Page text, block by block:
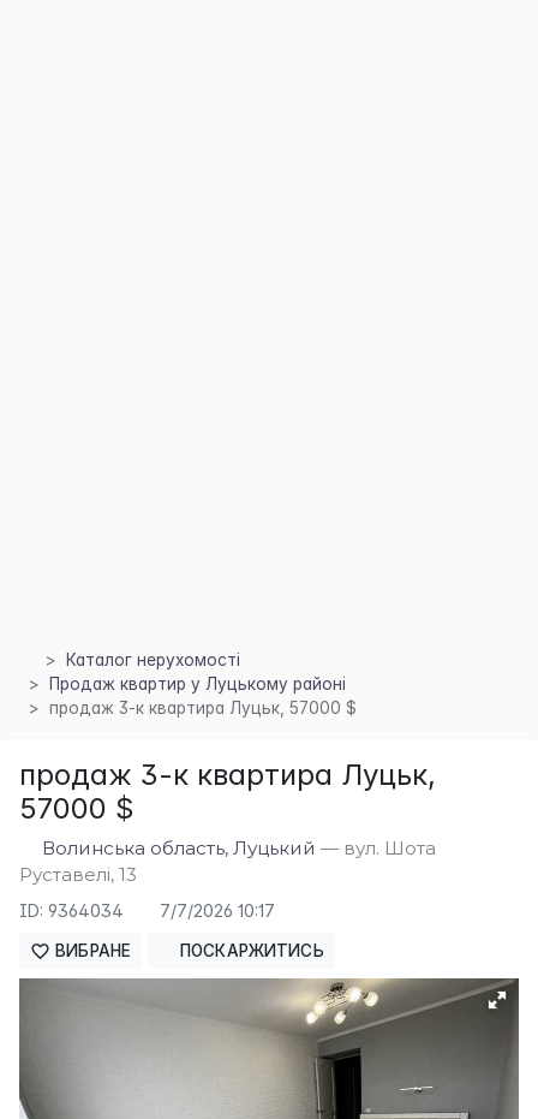
Каталог нерухомості
Продаж квартир у Луцькому районі
продаж 3-к квартира Луцьк, 57000 $
продаж 3-к квартира Луцьк,
57000 $
Волинська область, Луцький — вул. Шота
Руставелі, 13
ID: 9364034 7/7/2026 10:17
ВИБРАНЕ ПОСКАРЖИТИСЬ